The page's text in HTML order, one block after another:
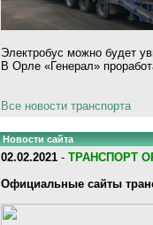
Электробус можно будет
В Орле «Генерал»
Все новости транспорта
Новости сайта
02.02.2021 - ТРАНСПОРТ
Официальные сайты